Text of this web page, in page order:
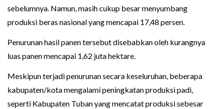
sebelumnya. Namun, masih cukup besar menyumbang
produksi beras nasional yang mencapai 17,48 persen.
Penurunan hasil panen tersebut disebabkan oleh kurangnya
luas panen mencapai 1,62 juta hektare.
Meskipun terjadi penurunan secara keseluruhan, beberapa
kabupaten/kota mengalami peningkatan produksi padi,
seperti Kabupaten Tuban yang mencatat produksi sebesar